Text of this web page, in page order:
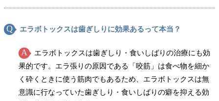
エラボトックスは歯ぎしりに効果あるって本当？
エラボトックスは歯ぎしり・食いしばりの治療にも効
果的です。エラ張りの原因である「咬筋」は食べ物を細か
く砕くときに使う筋肉でもあるため、エラボトックスは無
意識に行なっていた歯ぎしり・食いしばりの癖を抑える効